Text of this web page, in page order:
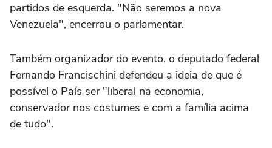
partidos de esquerda. "Não seremos a nova
Venezuela", encerrou o parlamentar.
Também organizador do evento, o deputado federal
Fernando Francischini defendeu a ideia de que é
possível o País ser "liberal na economia,
conservador nos costumes e com a família acima
de tudo".